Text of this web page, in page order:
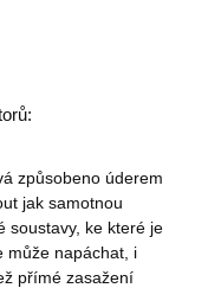
způsobeno úderem
jak samotnou
soustavy, ke které je
může napáchat, i
přímé zasažení